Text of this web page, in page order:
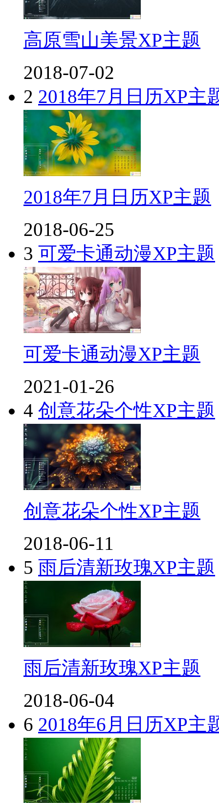
高原雪山美景XP主题
2018-07-02
2 2018年7月日历XP主
2018年7月日历XP主题
2018-06-25
3 可爱卡通动漫XP主题
可爱卡通动漫XP主题
2021-01-26
4 创意花朵个性XP主题
创意花朵个性XP主题
2018-06-11
5 雨后清新玫瑰XP主题
雨后清新玫瑰XP主题
2018-06-04
6 2018年6月日历XP主